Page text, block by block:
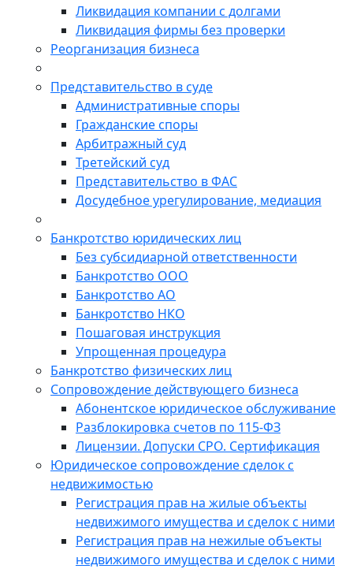
Ликвидация компании с долгами
Ликвидация фирмы без проверки
Реорганизация бизнеса
Представительство в суде
Административные споры
Гражданские споры
Арбитражный суд
Третейский суд
Представительство в ФАС
Досудебное урегулирование, медиация
Банкротство юридических лиц
Без субсидиарной ответственности
Банкротство ООО
Банкротство АО
Банкротство НКО
Пошаговая инструкция
Упрощенная процедура
Банкротство физических лиц
Сопровождение действующего бизнеса
Абонентское юридическое обслуживание
Разблокировка счетов по 115-ФЗ
Лицензии. Допуски СРО. Сертификация
Юридическое сопровождение сделок с
недвижимостью
Регистрация прав на жилые объекты
недвижимого имущества и сделок с ними
Регистрация прав на нежилые объекты
недвижимого имущества и сделок с ними